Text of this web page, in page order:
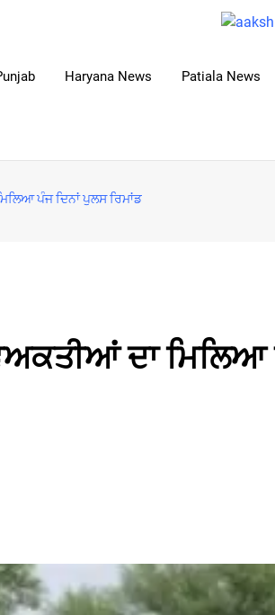
Haryana News Patiala News
ਪੰਜ ਦਿਨਾਂ ਪੁਲਸ ਰਿਮਾਂਡ
ਦਾ ਮਿਲਿਆ